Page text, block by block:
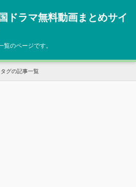
ドラマ無料動画まとめサイ
覧のページです。
タグの記事一覧